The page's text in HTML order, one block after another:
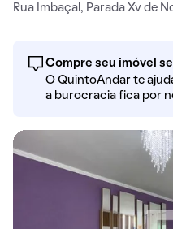
Rua Imbaçal, Parada Xv de
Compre seu imóvel
O QuintoAndar te
a burocracia fica por